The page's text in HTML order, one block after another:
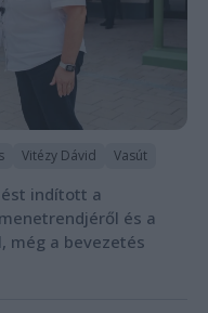
Vitézy Dávid Vasút
indított a
és a
még a bevezetés